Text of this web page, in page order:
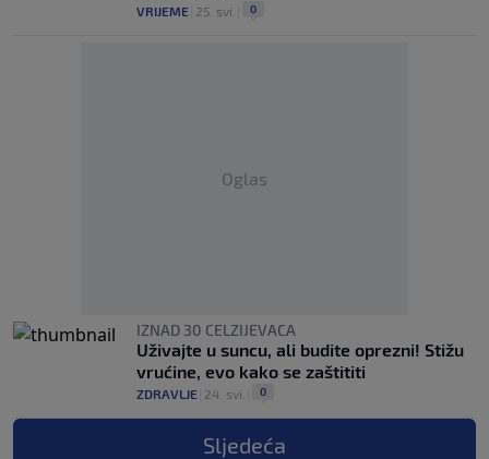
VRIJEME 25. svi. 0
Oglas
IZNAD 30 CELZIJEVACA
Uživajte u suncu, ali budite oprezni! Stižu
vrućine, evo kako se zaštititi
ZDRAVLJE 24. svi. 0
Sljedeća